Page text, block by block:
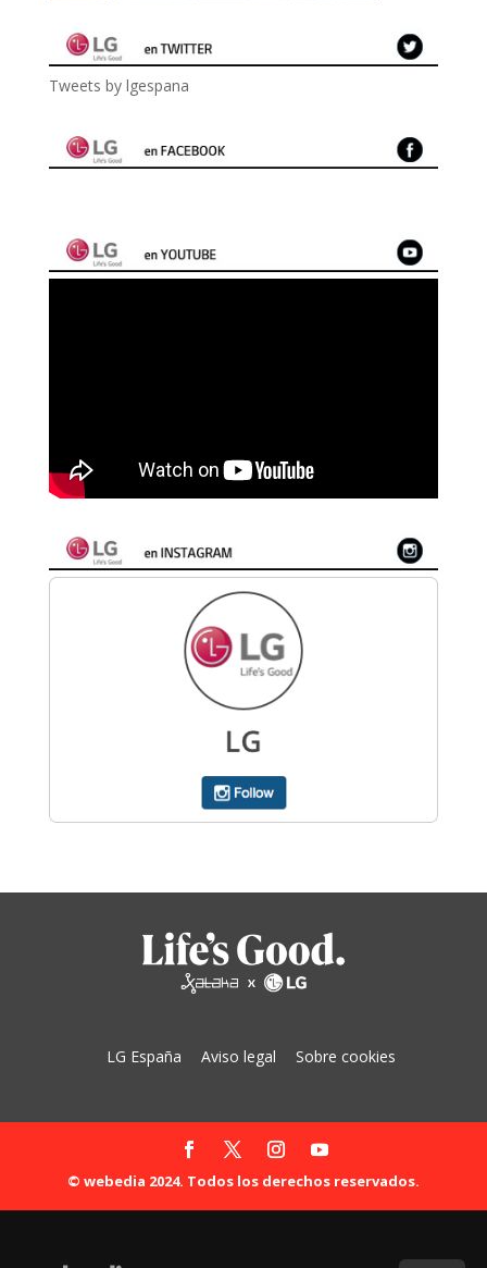
Tweets by lgespana
LG España Aviso legal Sobre cookies
© webedia 2024. Todos los derechos reservados.